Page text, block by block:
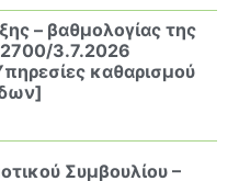
– βαθμολογίας της
3.7.2026
καθαρισμού
Συμβουλίου –